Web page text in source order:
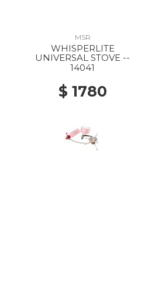
MSR
WHISPERLITE
UNIVERSAL STOVE --
14041
$ 1780